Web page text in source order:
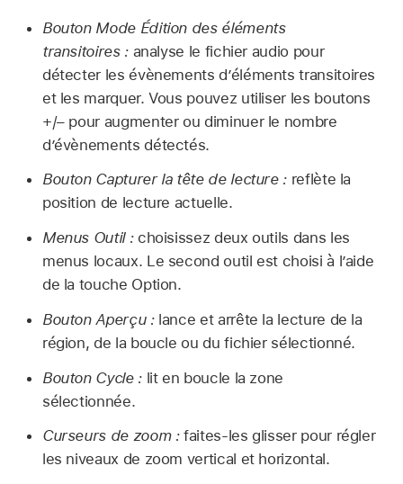
Bouton Mode Édition des éléments
transitoires :analyse le fichier audio pour
détecter les évènements d’éléments transitoires
et les marquer. Vous pouvez utiliser les boutons
+/– pour augmenter ou diminuer le nombre
d’évènements détectés.
Bouton Capturer la tête de lecture : reflète la
position de lecture actuelle.
Menus Outil :choisissez deux outils dans les
menus locaux. Le second outil est choisi à l’aide
de la touche Option.
Bouton Aperçu :lance et arrête la lecture de la
région, de la boucle ou du fichier sélectionné.
Bouton Cycle :lit en boucle la zone
sélectionnée.
Curseurs de zoom :faites-les glisser pour régler
les niveaux de zoom vertical et horizontal.